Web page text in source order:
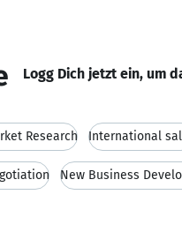
Logg Dich jetzt ein, um
Research International
New Business